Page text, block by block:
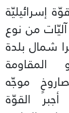
رصد قوّة إسرائيليّة
من نوع
شمال بلدة
المقاومة
موجّه
القوّة